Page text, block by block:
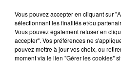
Destination
vous !
Vous pouvez accepter en cliquant sur
sélectionnant les finalités et/ou
Vous pouvez également refuser en
accepter". Vos préférences ne
pouvez mettre à jour vos choix, ou
moment via le lien "Gérer les cookies"